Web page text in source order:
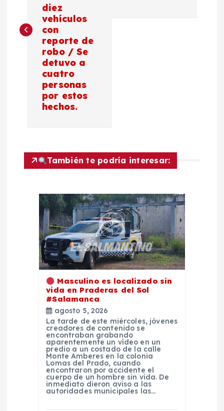
e
g
n
diez
vehículos
con
reporte de
robo / Se
detuvo a
cuatro
personas
por estos
hechos.
También te podría interesar:
Masculino es localizado sin
vida en Praderas del Sol
#Salamanca
agosto 5, 2026
La tarde de este miércoles, jóvenes
creadores de contenido se
encontraban grabando
aparentemente un vídeo en un
predio a un costado de la calle
Monte Amberes en la colonia
Lomas del Prado, cuando
encontraron por accidente el
cuerpo de un hombre sin vida. De
inmediato dieron aviso a las
autoridades municipales las…